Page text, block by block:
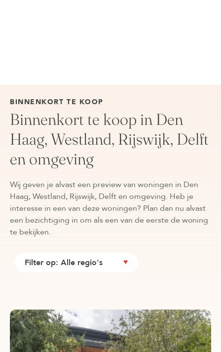
BINNENKORT TE KOOP
Binnenkort te koop in Den
Haag, Westland, Rijswijk, Delft
en omgeving
Wij geven je alvast een preview van woningen in Den
Haag, Westland, Rijswijk, Delft en omgeving. Heb je
interesse in een van deze woningen? Plan dan nu alvast
een bezichtiging in om als een van de eerste de woning
te bekijken.
Filter op: Alle regio's